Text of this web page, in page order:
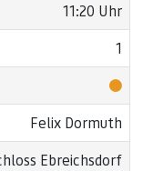
11:20 Uhr
1
Felix Dormuth
Ebreichsdorf